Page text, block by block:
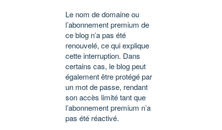
Le nom de domaine ou
l’abonnement premium de
ce blog n’a pas été
renouvelé, ce qui explique
cette interruption. Dans
certains cas, le blog peut
également être protégé par
un mot de passe, rendant
son accès limité tant que
l’abonnement premium n’a
pas été réactivé.